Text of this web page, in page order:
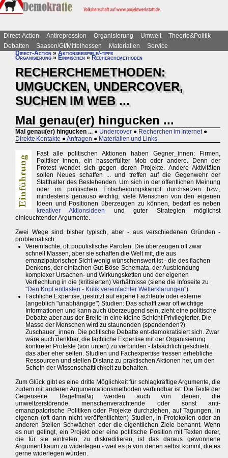
Direct-Action Antirepression Organisierung Umwelt
Theorie&Politik
Debatten
Saasen/GI/Mittelhessen Materialien
Service
Direct-Action»Aktionsbeispiele/-tipps
Organisierung » Einmischen » Recherchemethoden
RECHERCHEMETHODEN:
UMGUCKEN, UNDERCOVER,
SUCHEN IM WEB ...
Mal genau(er) hingucken ...
Mal genau(er) hingucken ... ● Undercover ● Recherchen im Internet ●
Direkte Kontakte ●Anfragen ● Materialien und Links
Fast alle politischen Aktionen haben Gegner_innen: Firmen,
Politiker_innen, ein hasserfüllter Mob oder andere. Denn der
Protest wendet sich gegen deren Projekte. Andere Aktivitäten
sollen Neues schaffen ... und treffen auf die Gegenwehr der
Statthalter des Bestehenden. Um sich in der öffentlichen Meinung
oder im politischen Entscheidungskampf durchsetzen bzw.,
mindestens genauso wichtig, viele Menschen von den eigenen
Ideen und Positionen überzeugen zu können, bedarf es neben
kreativer Aktionsideen
und guter Strategien möglichst
einleuchtender Argumente.
Zwei Wege sind bisher typisch, aber - aus verschiedenen Gründen -
problematisch:
Vereinfachte, oft populistische Parolen: Die überzeugen oft zwar
schnell Massen, aber sie schaffen die Welt mit, die aus
emanzipatorischer Sicht wenig wünschenswert ist - die des flachen
Denkens, der einfachen Gut-Böse-Schemata, der Ausblendung
komplexer Ursachen- und Wirkungsketten und der eigenen
Verflechtung in die (kritisierten) Verhältnisse (siehe die Infoseite zu
"Den Kopf entlasten - Kritik vereinfachter Welterklärungen").
Fachliche Expertise, gestützt auf eigene Fachleute oder externe
(angeblich "unabhängige") Studien: Das schafft zwar oft wichtige
Informationen und kann auch überzeugend sein, zieht eine politische
Debatte aber aus der Breite in eine kleine Schicht Privilegierter. Die
Masse der Menschen wird zu staunenden (spendenden?)
Zuschauer_innen. Die politische Debatte ent-demokratisiert sich. Zwar
wäre auch denkbar, die fachliche Expertise mit der Organisierung
konkreter Proteste (von unten) zu verbinden - tatsächlich geschieht
das aber eher selten. Studien und Fachexpertise fressen erhebliche
Ressourcen und stellen Distanz zu praktischen Aktionen her, um den
Schein der Wissenschaftlichkeit zu behalten.
Zum Glück gibt es eine dritte Möglichkeit für schlagkräftige Argumente, die
zudem mit anderen Argumentationsmethoden verbindbar ist: Die Texte der
Gegenseite. Regelmäßig werden auch von denen, die
umweltzerstörende, menschenverachtende oder sonst anti-
emanzipatorische Politiken oder Projekte durchziehen, auf Tagungen, in
eigenen (oft dann nicht veröffentlichten) Studien, in Protokollen oder an
anderen Stellen Schwächen oder die eigentlichen Ziele benannt. Wenn
es nun gelingt, ein Projekt oder eine politische Position mit Texten derer,
die für sie eintreten, zu diskreditieren, ist das daraus gewonnene
Argument kaum zu widerlegen - weil es ja von denen selbst kommt, die es
gerne widerlegen würden.